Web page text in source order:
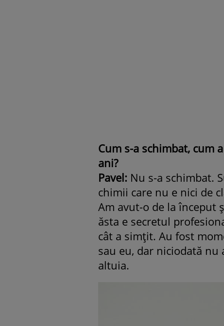
Cum s-a schimbat, cum
ani?
Pavel: Nu s-a schimbat.
chimii care nu e nici de
Am avut-o de la început
ăsta e secretul
cât a simțit. Au fost
sau eu, dar niciodată nu
altuia.